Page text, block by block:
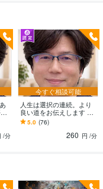
/分
今すぐ相談可能
人生は選択の連続。より
良い道をお伝えします A
とBどっちがいいの? 進む
べき？やめるべき？疑問
5.0 (76)
260 円 /分